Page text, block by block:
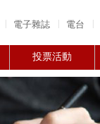
電子雜誌 電台
投票活動